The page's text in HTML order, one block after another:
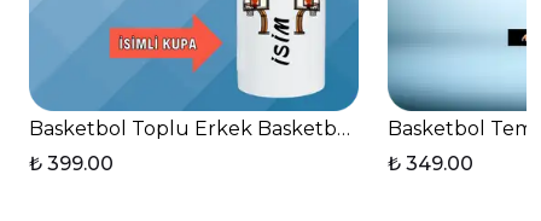
Basketbol Toplu Erkek Basketbolcu Basket Sever
₺ 399.00
Basketbol
₺ 349.00